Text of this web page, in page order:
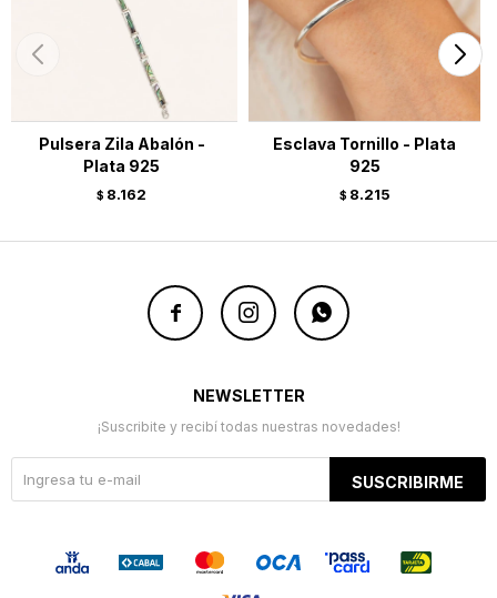
Pulsera Zila Abalón -
Plata 925
$ 8.162
Esclava Tornillo - Plata
925
$ 8.215
  
NEWSLETTER
¡Suscribite y recibí todas nuestras novedades!
SUSCRIBIRME